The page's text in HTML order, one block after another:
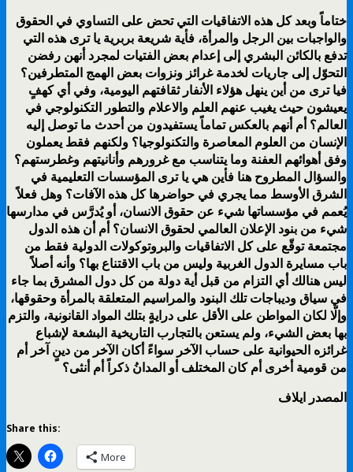
ختاماً وبعد كل هذه الاتفاقيات التي تحض على التساوي في الحقوق
والواجبات بين الرجل والمرأة، فأية شريعة بربرية يا ترى هذه التي
تدفع بالكائن البشري إلى إعدام بعض الفتيات لمجرد أنهن رفضن
التحوّل إلى جاريات لخدمة غرائز ونزوات بعض الهمج المتطرفين؟
فيا ترى من أين ينهل هؤلاء الأنفار ثقافتهم اليومية، وفي أي كهفٍ
يعيشون حيث يغيب عنهم العلم والاعلام والتطور التكنولوجي في
العالم؟ أم أنهم بالعكس تماماً يستفيدون من أحدث ما توصل إليه
الإنسان من العلوم المعاصرة والتكنولوجيا؟ ولكنهم فقط يعملون
وفق أهوائهم العفنة وما يتناسب مع غرورهم وأنانيتهم وغطرستهم؟
والسؤال المطروح هنا فأين هي يا ترى المؤسسات التعليمية في
الشرق الأوسط مما يجري في حواضرها كل هذه الآفات؟ وهل فعلاً
يُعمم في مؤسساتها شيء عن حقوق الانسان، أو يُدرَّس في مدارسها
شيء من بنود الإعلان العالمي لحقوق الانسان؟ أم أن هذه الدول
مجتمعة توقّع على كل الاتفاقيات والبروتوكولات الدولية فقط من
باب مسايرة الدول الغربية وليس من باب الاقتناع بها؟ وأنه أصلاً
ليس هنالك أي التزام من قبل أية دولة من كل دول المشرق بما جاء
في سياق وديباجات تلك البنود والمراسيم المتعلقة بالمرأة وحقوقها،
وإلّا لكان المواطن على الأقل على درايةٍ بتلك المواد القانونية، والتزم
بها بعض الشيء، ولم يستعن بالتجارب التاريخية البشعة لإشباع
غرائزه الحيوانية على حساب الآخر سواءً أكان الآخر من دينٍ آخر أم
من قومية أخرى أم كان المختلف أو المدانُ ذكراً أم أنثى؟
المصدر ايلاف
Share this:
More